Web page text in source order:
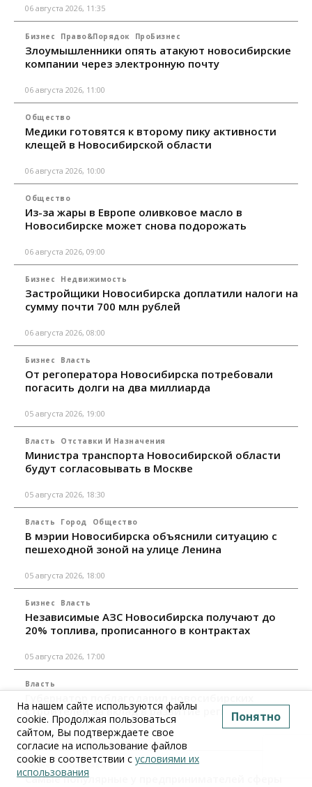
06 августа 2026, 11:35
Бизнес Право&Порядок ПроБизнес
Злоумышленники опять атакуют новосибирские
компании через электронную почту
06 августа 2026, 11:00
Общество
Медики готовятся к второму пику активности
клещей в Новосибирской области
06 августа 2026, 10:00
Общество
Из-за жары в Европе оливковое масло в
Новосибирске может снова подорожать
06 августа 2026, 09:00
Бизнес Недвижимость
Застройщики Новосибирска доплатили налоги на
сумму почти 700 млн рублей
06 августа 2026, 08:00
Бизнес Власть
От регоператора Новосибирска потребовали
погасить долги на два миллиарда
05 августа 2026, 19:00
Власть Отставки И Назначения
Министра транспорта Новосибирской области
будут согласовывать в Москве
05 августа 2026, 18:30
Власть Город Общество
В мэрии Новосибирска объяснили ситуацию с
пешеходной зоной на улице Ленина
05 августа 2026, 18:00
Бизнес Власть
Независимые АЗС Новосибирска получают до
20% топлива, прописанного в контрактах
05 августа 2026, 17:00
Власть
строителей за вклад в развитие региона
05 августа 2026, 16:40
Бизнес Общество
Самые популярные у предпринимателей сферы
На нашем сайте используются файлы
cookie. Продолжая пользоваться
сайтом, Вы подтверждаете свое
согласие на использование файлов
cookie в соответствии с условиями их
использования
Понятно